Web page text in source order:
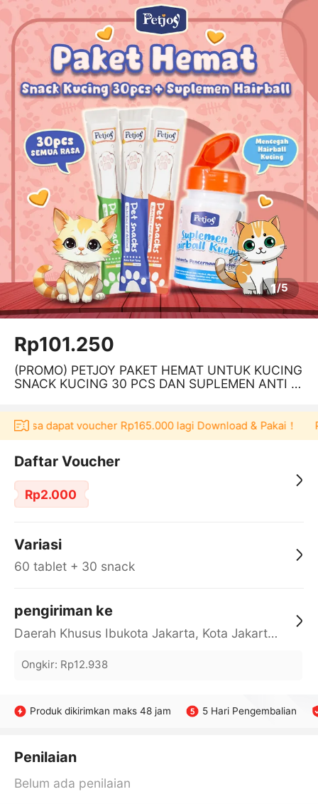
1/5
Rp101.250
(PROMO) PETJOY PAKET HEMAT UNTUK KUCING
SNACK KUCING 30 PCS DAN SUPLEMEN ANTI H
dapat voucher Rp165.000 lagi Download & Pakai！
Daftar Voucher
Rp2.000
Variasi
60 tablet + 30 snack
pengiriman ke
Daerah Khusus Ibukota Jakarta, Kota Jakarta Barat, Cengkareng, yy
Ongkir: Rp12.938
Produk dikirimkan maks 48 jam 5 Hari Pengembalian
Penilaian
Belum ada penilaian